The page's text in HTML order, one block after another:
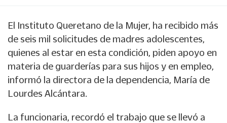
El Instituto Queretano de la Mujer, ha recibido más
de seis mil solicitudes de madres adolescentes,
quienes al estar en esta condición, piden apoyo en
materia de guarderías para sus hijos y en empleo,
informó la directora de la dependencia, María de
Lourdes Alcántara.
La funcionaria, recordó el trabajo que se llevó a